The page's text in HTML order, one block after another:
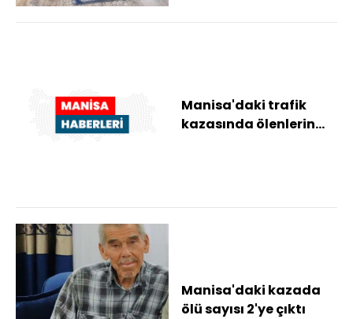
Manisa'daki trafik
kazasında ölenlerin
Manisa'daki kazada
ölü sayısı 2'ye çıktı